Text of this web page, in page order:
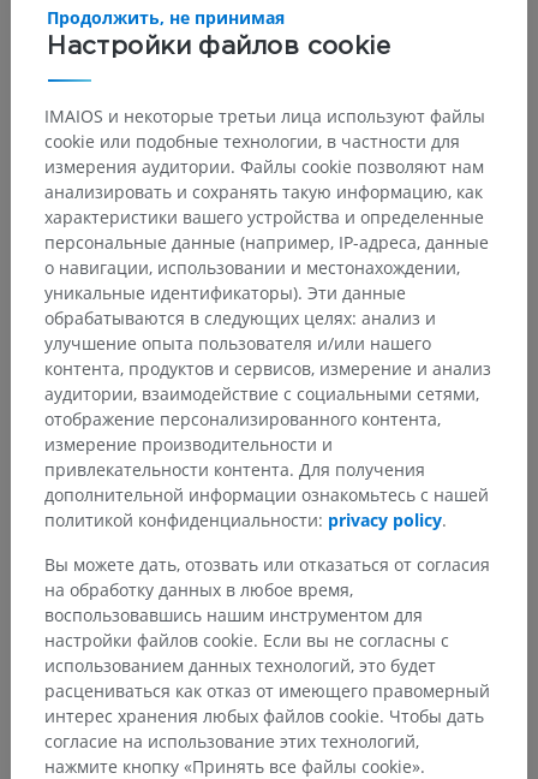
Nucleus brachii colliculi inferioris
Околохолмиковое ядро
Заднелатеральное ядро покрышки
Ножкомостовое ядро покрышки
Nuclei areae tegmentalis anterioris
Показать больше
Переводы
Заметили ошибку?
Не стесняйтесь предложить поправку, свою версию
перевода или решение по улучшению контента.
Сообщить об ошибке
СКАЧАТЬ ПРИЛОЖЕНИЕ
Настройки файлов cookie
Продолжить, не принимая
IMAIOS и некоторые третьи лица используют файлы
cookie или подобные технологии, в частности для
измерения аудитории. Файлы cookie позволяют нам
анализировать и сохранять такую информацию, как
характеристики вашего устройства и определенные
персональные данные (например, IP-адреса, данные
о навигации, использовании и местонахождении,
уникальные идентификаторы). Эти данные
обрабатываются в следующих целях: анализ и
улучшение опыта пользователя и/или нашего
контента, продуктов и сервисов, измерение и анализ
аудитории, взаимодействие с социальными сетями,
отображение персонализированного контента,
измерение производительности и
привлекательности контента. Для получения
дополнительной информации ознакомьтесь с нашей
политикой конфиденциальности: privacy policy.
Вы можете дать, отозвать или отказаться от согласия
на обработку данных в любое время,
воспользовавшись нашим инструментом для
настройки файлов cookie. Если вы не согласны с
использованием данных технологий, это будет
расцениваться как отказ от имеющего правомерный
интерес хранения любых файлов cookie. Чтобы дать
согласие на использование этих технологий,
нажмите кнопку «Принять все файлы cookie».